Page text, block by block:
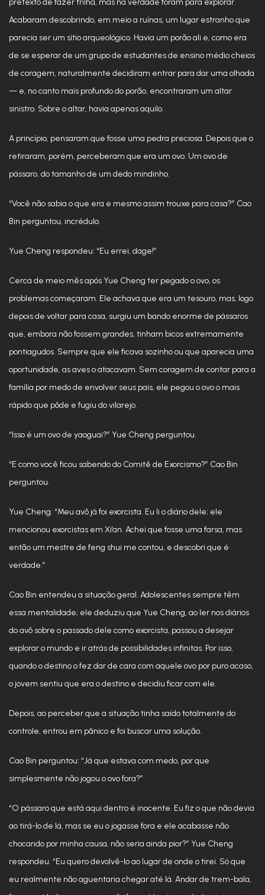
Acabaram descobrindo, em meio a ruínas, um lugar estranho que
parecia ser um sítio arqueológico. Havia um porão ali e, como era
de se esperar de um grupo de estudantes de ensino médio cheios
de coragem, naturalmente decidiram entrar para dar uma olhada
— e, no canto mais profundo do porão, encontraram um altar
sinistro. Sobre o altar, havia apenas aquilo.
A princípio, pensaram que fosse uma pedra preciosa. Depois que o
retiraram, porém, perceberam que era um ovo. Um ovo de
pássaro, do tamanho de um dedo mindinho.
“Você não sabia o que era e mesmo assim trouxe para casa?” Cao
Bin perguntou, incrédulo.
Yue Cheng respondeu: “Eu errei, dage!”
Cerca de meio mês após Yue Cheng ter pegado o ovo, os
problemas começaram. Ele achava que era um tesouro, mas, logo
depois de voltar para casa, surgiu um bando enorme de pássaros
que, embora não fossem grandes, tinham bicos extremamente
pontiagudos. Sempre que ele ficava sozinho ou que aparecia uma
oportunidade, as aves o atacavam. Sem coragem de contar para a
família por medo de envolver seus pais, ele pegou o ovo o mais
rápido que pôde e fugiu do vilarejo.
“Isso é um ovo de yaoguai?” Yue Cheng perguntou.
“E como você ficou sabendo do Comitê de Exorcismo?” Cao Bin
perguntou.
Yue Cheng: “Meu avô já foi exorcista. Eu li o diário dele; ele
mencionou exorcistas em Xi’an. Achei que fosse uma farsa, mas
então um mestre de feng shui me contou, e descobri que é
verdade.”
Cao Bin entendeu a situação geral. Adolescentes sempre têm
essa mentalidade; ele deduziu que Yue Cheng, ao ler nos diários
do avô sobre o passado dele como exorcista, passou a desejar
explorar o mundo e ir atrás de possibilidades infinitas. Por isso,
quando o destino o fez dar de cara com aquele ovo por puro acaso,
o jovem sentiu que era o destino e decidiu ficar com ele.
Depois, ao perceber que a situação tinha saído totalmente do
controle, entrou em pânico e foi buscar uma solução.
Cao Bin perguntou: “Já que estava com medo, por que
simplesmente não jogou o ovo fora?”
“O pássaro que está aqui dentro é inocente. Eu fiz o que não devia
ao tirá-lo de lá, mas se eu o jogasse fora e ele acabasse não
chocando por minha causa, não seria ainda pior?” Yue Cheng
respondeu. “Eu quero devolvê-lo ao lugar de onde o tirei. Só que
eu realmente não aguentaria chegar até lá. Andar de trem-bala,